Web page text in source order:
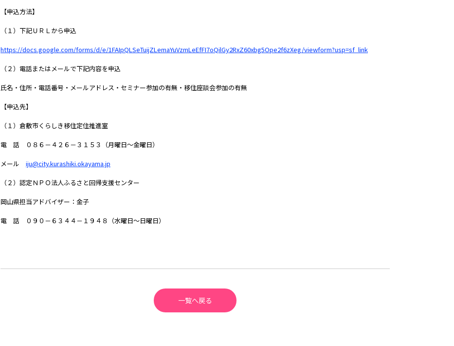
【申込方法】
（１）下記ＵＲＬから申込
https://docs.google.com/forms/d/e/1FAIpQLSeTuijZLemaYuVzmLeEfFI7oQilGy2RxZ60xbg5Ope2f6zXeg/viewform?usp=sf_link
（２）電話またはメールで下記内容を申込
氏名・住所・電話番号・メールアドレス・セミナー参加の有無・移住座談会参加の有無
【申込先】
（１）倉敷市くらしき移住定住推進室
電 話 ０８６－４２６－３１５３（月曜日～金曜日）
メール iju@city.kurashiki.okayama.jp
（２）認定ＮＰＯ法人ふるさと回帰支援センター
岡山県担当アドバイザー：金子
電 話 ０９０－６３４４－１９４８（水曜日～日曜日）
一覧へ戻る